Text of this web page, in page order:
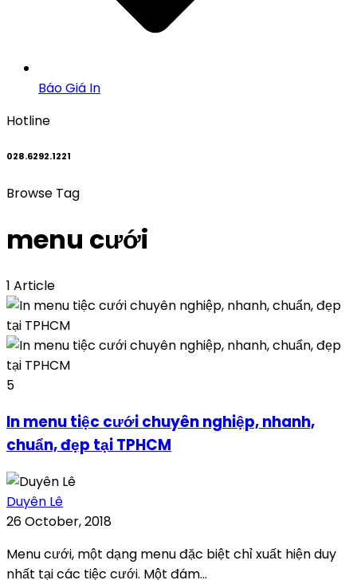
Báo Giá In
Hotline
028.6292.1221
Browse Tag
menu cưới
1 Article
5
In menu tiệc cưới chuyên nghiệp, nhanh,
chuẩn, đẹp tại TPHCM
Duyên Lê
26 October, 2018
Menu cưới, một dạng menu đặc biệt chỉ xuất hiện duy
nhất tại các tiệc cưới. Một đám...